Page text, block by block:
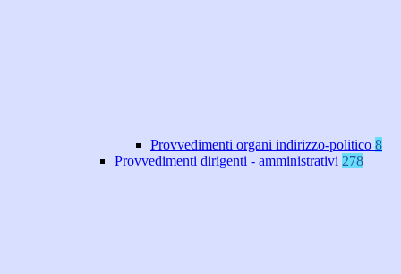
Provvedimenti organi indirizzo-politico 8
Provvedimenti dirigenti - amministrativi 278